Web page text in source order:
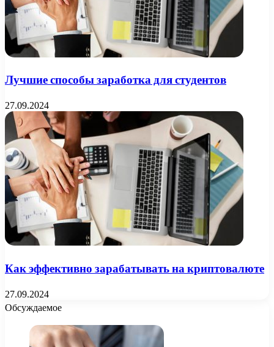
Лучшие способы заработка для студентов
27.09.2024
Как эффективно зарабатывать на криптовалюте
27.09.2024
Обсуждаемое